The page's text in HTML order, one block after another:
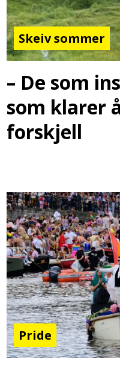
Skeiv sommer
– De som
som klarer
forskjell
Pride